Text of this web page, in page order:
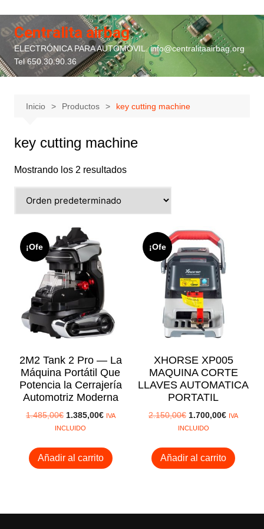
contenido
Centralita airbag
ELECTRÓNICA PARA AUTOMÓVIL. info@centralitaairbag.org
Tel 650.30.90.36
Inicio Productos key cutting machine
key cutting machine
Mostrando los 2 resultados
¡Ofe
2M2 Tank 2 Pro — La
Máquina Portátil Que
Potencia la Cerrajería
Automotriz Moderna
1.485,00€ El
precio
era:
1.385,00€El
es:
1.385,00€.
IVA
INCLUIDO
Añadir al carrito
¡Ofe
rta!
XHORSE XP005
MAQUINA CORTE
LLAVES AUTOMATICA
PORTATIL
2.150,00€ El
precio
era:
1.700,00€El
es:
IVA
INCLUIDO
Añadir al carrito